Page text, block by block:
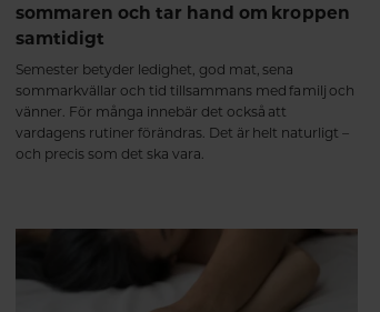
sommaren och tar hand om kroppen
samtidigt
Semester betyder ledighet, god mat, sena
sommarkvällar och tid tillsammans med familj och
vänner. För många innebär det också att
vardagens rutiner förändras. Det är helt naturligt –
och precis som det ska vara.